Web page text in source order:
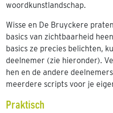
woordkunstlandschap.
Wisse en De Bruyckere
basics van zichtbaarheid
basics ze precies belichten,
deelnemer (zie hieronder).
hen en de andere
meerdere scripts voor je
Praktisch